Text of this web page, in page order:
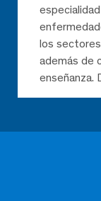
los
además de
enseñanza.